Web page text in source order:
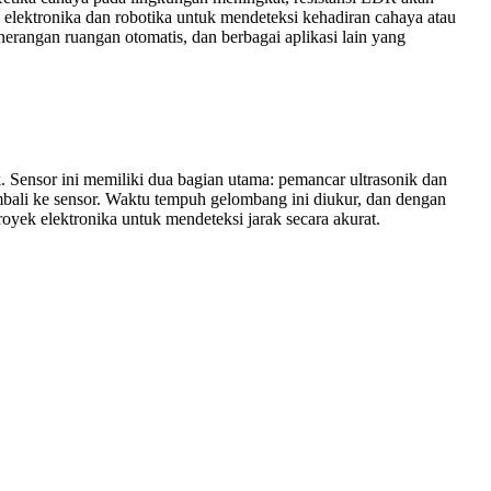
dan robotika untuk mendeteksi kehadiran cahaya atau
ruangan otomatis, dan berbagai aplikasi lain yang
ini memiliki dua bagian utama: pemancar ultrasonik dan
ke sensor. Waktu tempuh gelombang ini diukur, dan dengan
elektronika untuk mendeteksi jarak secara akurat.